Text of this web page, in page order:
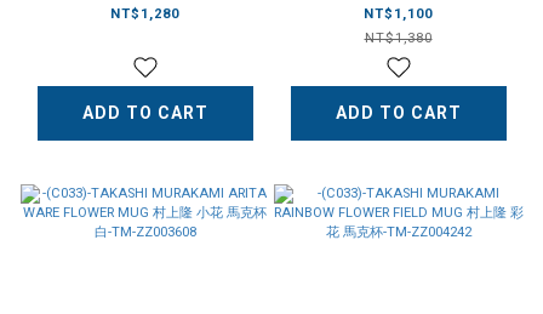
RATTLE 村上隆 小花 嬰兒
NT$1,280
ADD TO CART
BABY BIB 村上隆 小花 口
水巾 藍/粉-TM-ZZ002076
NT$1,100
NT$1,380
ADD TO CART